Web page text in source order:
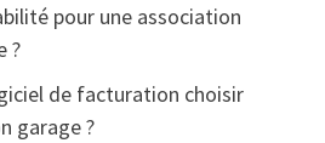
pour une association
?
de facturation choisir
garage ?